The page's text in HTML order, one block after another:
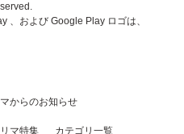
、および Google Play ロゴは、
からのお知らせ
マ特集 カテゴリ一覧